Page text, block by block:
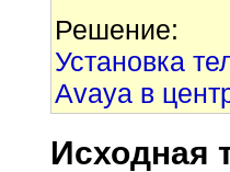
Решение:
Установка
Avaya в
Исходная